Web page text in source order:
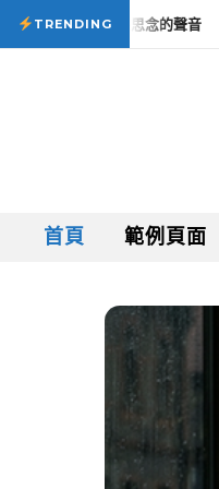
Skip to content
TRENDING
, 2026 思念的聲音
首頁 範例頁面